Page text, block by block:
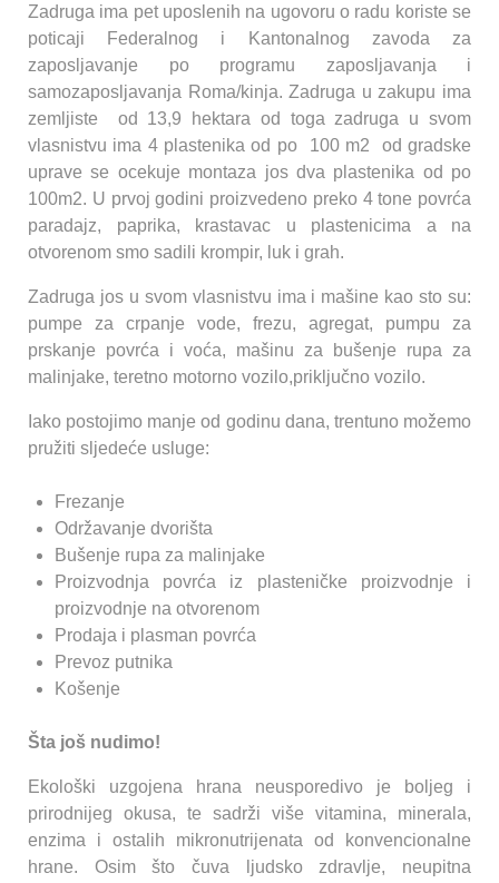
Zadruga ima pet uposlenih na ugovoru o radu koriste se
poticaji Federalnog i Kantonalnog zavoda za
zaposljavanje po programu zaposljavanja i
samozaposljavanja Roma/kinja. Zadruga u zakupu ima
zemljiste od 13,9 hektara od toga zadruga u svom
vlasnistvu ima 4 plastenika od po 100 m2 od gradske
uprave se ocekuje montaza jos dva plastenika od po
100m2. U prvoj godini proizvedeno preko 4 tone povrća
paradajz, paprika, krastavac u plastenicima a na
otvorenom smo sadili krompir, luk i grah.
Zadruga jos u svom vlasnistvu ima i mašine kao sto su:
pumpe za crpanje vode, frezu, agregat, pumpu za
prskanje povrća i voća, mašinu za bušenje rupa za
malinjake, teretno motorno vozilo,priključno vozilo.
Iako postojimo manje od godinu dana, trentuno možemo
pružiti sljedeće usluge:
Frezanje
Održavanje dvorišta
Bušenje rupa za malinjake
Proizvodnja povrća iz plasteničke proizvodnje i
proizvodnje na otvorenom
Prodaja i plasman povrća
Prevoz putnika
Košenje
Šta još nudimo!
Ekološki uzgojena hrana neusporedivo je boljeg i
prirodnijeg okusa, te sadrži više vitamina, minerala,
enzima i ostalih mikronutrijenata od konvencionalne
hrane. Osim što čuva ljudsko zdravlje, neupitna